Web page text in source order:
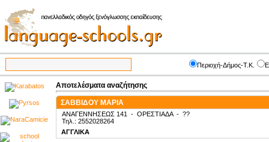
Περιοχή-Δήμος-Τ.Κ.
Αποτελέσματα αναζήτησης
ΣΑΒΒΙΔΟΥ ΜΑΡΙΑ
ΑΝΑΓΕΝΝΗΣΕΩΣ 141 - ΟΡΕΣΤΙΑΔΑ- ??
Τηλ.: 2552028264
ΑΓΓΛΙΚΑ